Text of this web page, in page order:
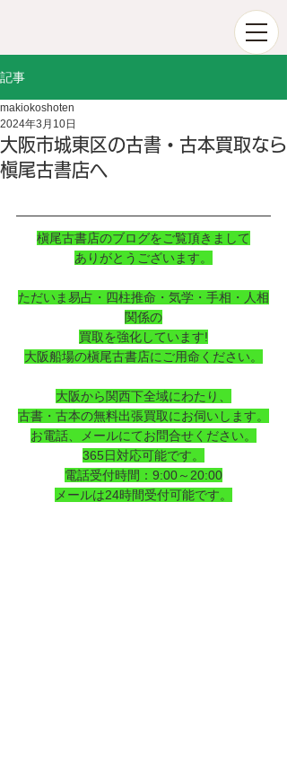
記事
大阪市城東区の古書・古本買取なら
槇尾古書店へ
makiokoshoten
2024年3月10日
槇尾古書店のブログをご覧頂きまして
ありがとうございます。
ただいま易占・四柱推命・気学・手相・人相
関係の
買取を強化しています!
大阪船場の槇尾古書店にご用命ください。
大阪から関西下全域にわたり、
古書・古本の無料出張買取にお伺いします。
お電話、メールにてお問合せください。
365日対応可能です。
電話受付時間：9:00～20:00
メールは24時間受付可能です。